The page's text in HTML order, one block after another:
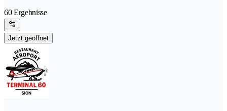
60 Ergebnisse
Jetzt geöffnet